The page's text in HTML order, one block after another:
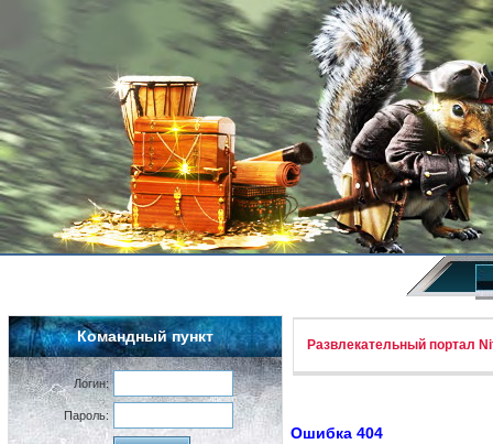
Командный пункт
Логин:
Пароль:
Развлекательный портал
Ошибка 404